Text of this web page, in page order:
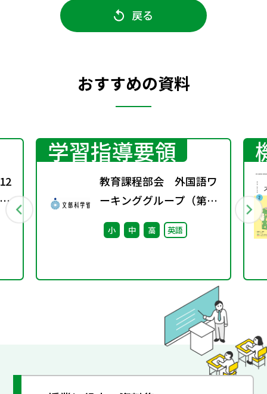
戻る
おすすめの資料
学習指導要領
教育課程部会 外国語ワ
ーキンググループ（第13
回） 配付資料
小 中 高 英語